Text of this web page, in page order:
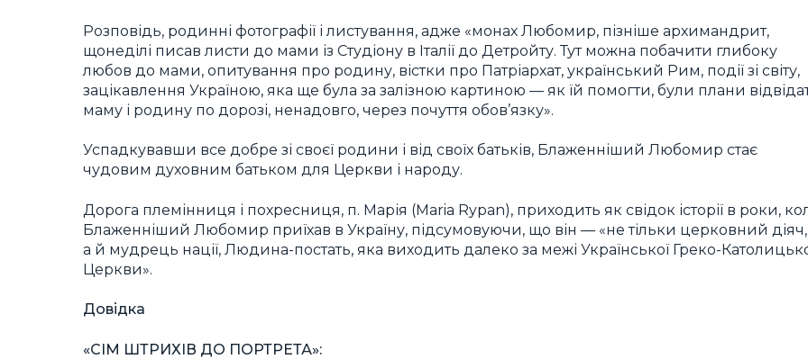
Розповідь, родинні фотографії і листування, адже «монах Любомир, пізніше архимандрит,
щонеділі писав листи до мами із Студіону в Італії до Детройту. Тут можна побачити глибоку
любов до мами, опитування про родину, вістки про Патріархат, український Рим, події зі світу,
зацікавлення Україною, яка ще була за залізною картиною — як їй помогти, були плани
маму і родину по дорозі, ненадовго, через почуття обов’язку».
Успадкувавши все добре зі своєї родини і від своїх батьків, Блаженніший Любомир стає
чудовим духовним батьком для Церкви і народу.
Дорога племінниця і похресниця, п. Марія (Мaria Rypan), приходить як свідок історії в роки,
Блаженніший Любомир приїхав в Україну, підсумовуючи, що він — «не тільки церковний діяч,
а й мудрець нації, Людина-постать, яка виходить далеко за межі Української Греко-
Церкви».
Довідка
«СІМ ШТРИХІВ ДО ПОРТРЕТА»: